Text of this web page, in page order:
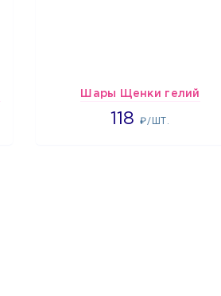
Шары Щенки гелий
118₽/ШТ.
1862